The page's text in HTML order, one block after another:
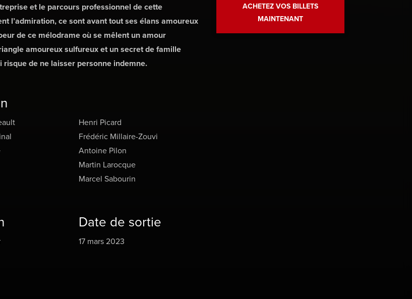
et le parcours professionnel de cette
l’admiration, ce sont avant tout ses élans amoureux
de ce mélodrame où se mêlent un amour
amoureux sulfureux et un secret de famille
risque de ne laisser personne indemne.
Henri Picard
Frédéric Millaire-Zouvi
Antoine Pilon
Martin Larocque
Marcel Sabourin
Date de sortie
17 mars 2023
ACHETEZ VOS BILLETS
MAINTENANT